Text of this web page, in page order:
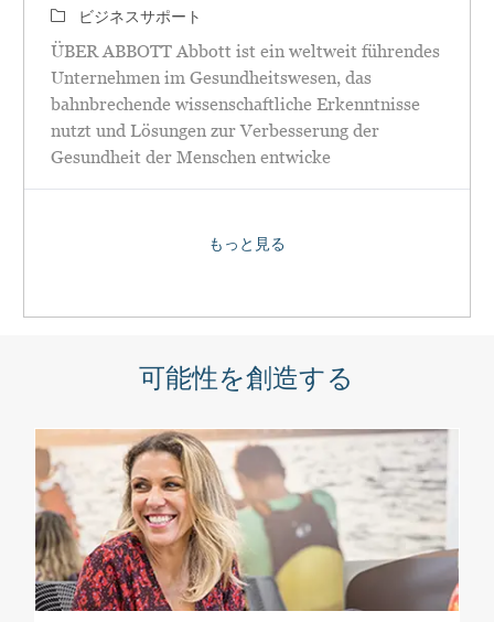
カテゴリビジネスサポート
ÜBER ABBOTT Abbott ist ein weltweit führendes
Unternehmen im Gesundheitswesen, das
bahnbrechende wissenschaftliche Erkenntnisse
nutzt und Lösungen zur Verbesserung der
Gesundheit der Menschen entwicke
もっと見る
可能性を創造する